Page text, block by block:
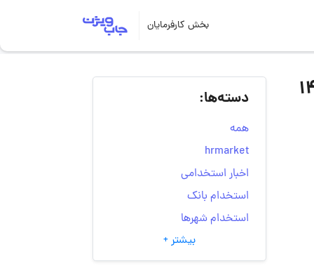
بخش کارفرمایان
دسته‌ها:
همه
hrmarket
اخبار استخدامی
استخدام بانک
استخدام شهرها
انتخاب مسیر شغلی
به‌روزرسانی‌های سایت
بیشتر +